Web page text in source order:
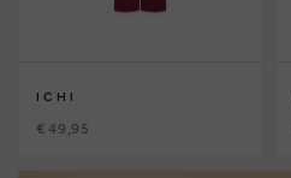
ICHI
€ 49,95